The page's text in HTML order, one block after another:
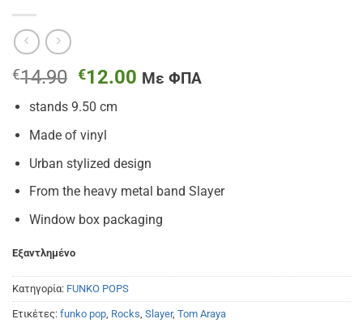
€14.90 Original
price
was:
€14.90.
€12.00 Η
Με ΦΠΑ
stands 9.50 cm
Made of vinyl
Urban stylized design
From the heavy metal band Slayer
Window box packaging
Εξαντλημένο
Κατηγορία: FUNKO POPS
Ετικέτες: funko pop Rocks Slayer, Tom Araya